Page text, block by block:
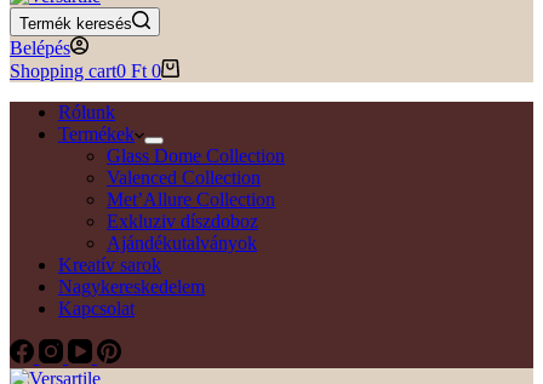
Termék keresés
Belépés
Shopping cart0 Ft 0
Rólunk
Termékek
Glass Dome Collection
Valenced Collection
Met’Allure Collection
Exkluziv díszdoboz
Ajándékutalványok
Kreatív sarok
Nagykereskedelem
Kapcsolat